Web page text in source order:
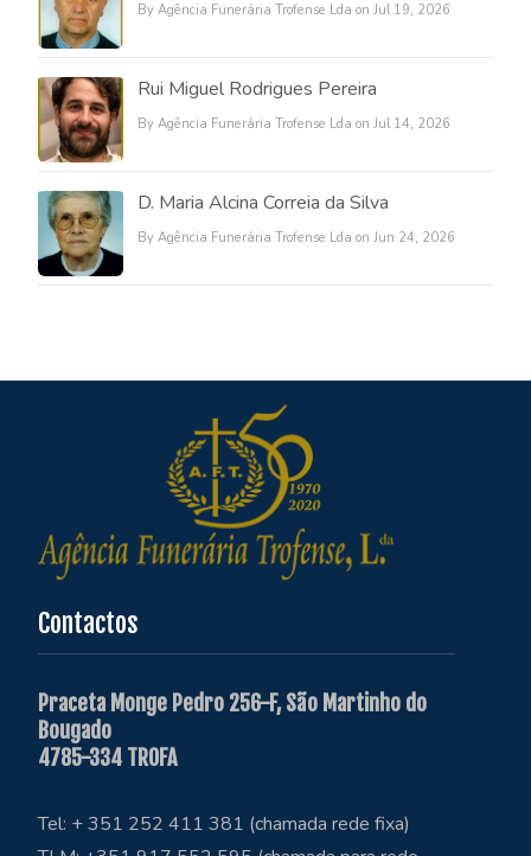
By Agência Funerária Trofense Lda on Jul 19, 2026
Rui Miguel Rodrigues Pereira
By Agência Funerária Trofense Lda on Jul 14, 2026
D. Maria Alcina Correia da Silva
By Agência Funerária Trofense Lda on Jun 24, 2026
Contactos
Praceta Monge Pedro 256-F, São Martinho do
Bougado
4785-334 TROFA
Tel: + 351 252 411 381 (chamada rede fixa)